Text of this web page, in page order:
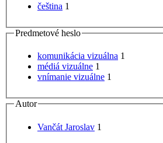
čeština 1
Predmetové heslo
komunikácia vizuálna 1
médiá vizuálne 1
vnímanie vizuálne 1
Autor
Vančát Jaroslav 1